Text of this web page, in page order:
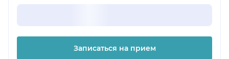
Записаться на прием